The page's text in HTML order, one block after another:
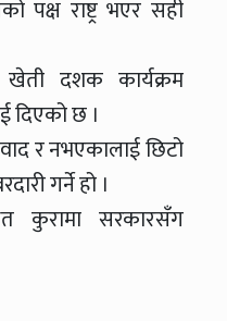
पक्ष राष्ट्र भएर सही
खेती दशक कार्यक्रम
दिएको छ ।
र नभएकालाई छिटो
गर्ने हो ।
कुरामा सरकारसँग